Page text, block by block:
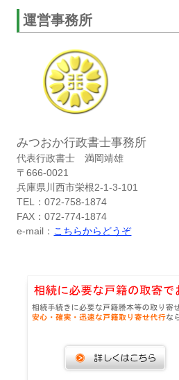
運営事務所
みつおか行政書士事務所
代表行政書士 満岡靖雄
〒666-0021
兵庫県川西市栄根2-1-3-101
TEL：072-758-1874
FAX：072-774-1874
e-mail： こちらからどうぞ